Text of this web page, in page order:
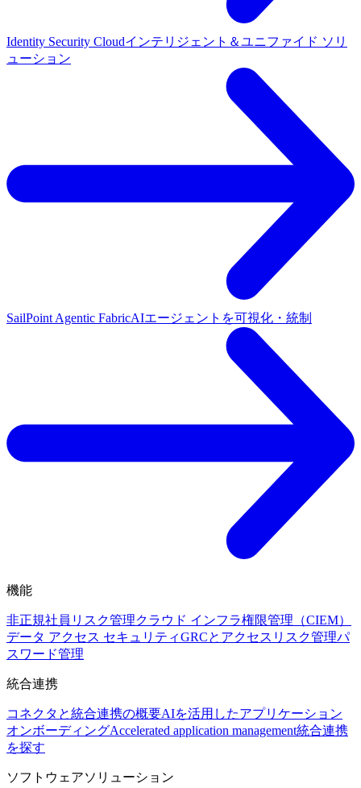
Identity Security Cloudインテリジェント＆ユニファイド ソリ
ューション
SailPoint Agentic FabricAIエージェントを可視化・統制
機能
非正規社員リスク管理クラウド インフラ権限管理（CIEM）
データ アクセス セキュリティGRCとアクセスリスク管理パ
スワード管理
統合連携
コネクタと統合連携の概要AIを活用したアプリケーション
オンボーディングAccelerated application management統合連携
を探す
ソフトウェアソリューション